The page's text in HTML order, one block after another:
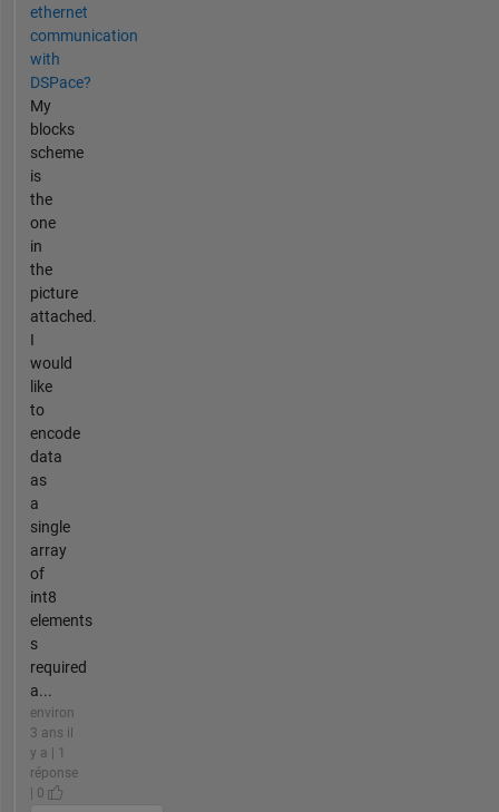
ethernet
communication
with
DSPace?
My
blocks
scheme
is
the
one
in
the
picture
attached.
I
would
like
to
encode
data
as
a
single
array
of
int8
elements
s
required
a...
environ
3 ans il
y a | 1
réponse
| 0